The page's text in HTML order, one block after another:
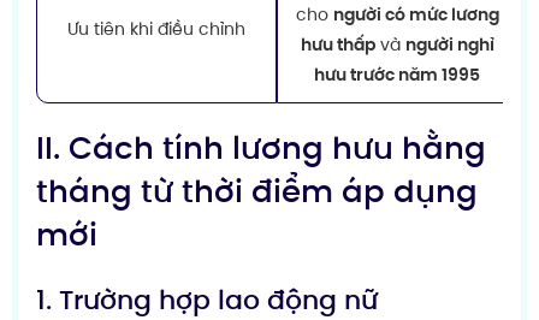
Ưu tiên khi điều chỉnh
cho người có mức lương
hưu thấpvà người nghỉ
hưu trước năm 1995
II. Cách tính lương hưu hằng
tháng từ thời điểm áp dụng
mới
1. Trường hợp lao động nữ